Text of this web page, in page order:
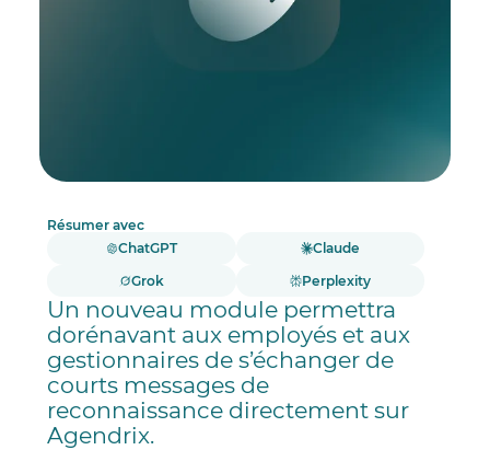
Résumer avec
ChatGPT
Claude
Grok
Perplexity
Un nouveau module permettra
dorénavant aux employés et aux
gestionnaires de s’échanger de
courts messages de
reconnaissance directement sur
Agendrix.